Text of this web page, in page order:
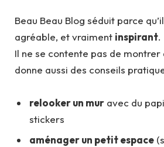
Beau Beau Blog séduit parce
agréable, et vraiment inspirant.
Il ne se contente pas de montrer
donne aussi des conseils
relooker un mur avec du
stickers
aménager un petit espace